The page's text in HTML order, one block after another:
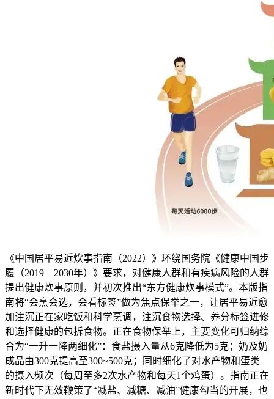
《中国居平易近炊事指南（2022）》环绕国务院《健康中国步
履（2019—2030年）》要求，对健康人群和有疾病风险的人群
提出健康炊事原则，并初次推出“东方健康炊事模式”。本版指
南将“会烹会选，会看标签”做为焦点保举之一，让居平易近愈
加注沉正在家吃饭和科学烹调，注沉食物选择、养分标签进修
和选择健康的包拆食物。正在食物保举上，主要变化可归纳综
合为“一升一降两细化”：食盐摄入量从6克降低为5克；奶及奶
成品由300克提高至300~500克；同时细化了对水产物和蛋类
的摄入频次（每周至多2次水产物和每天1个鸡蛋）。指南正在
新时代下无效鞭策了“减盐、减糖、减油”健康勾当的开展，也